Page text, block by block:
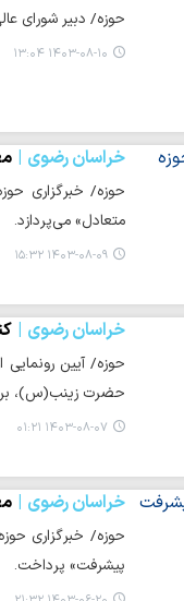
حوزه/ دبیر شورای
۱۴۰۳-۰۸-۱۰ ۱۳:۰۴
خراسان رضوی
حوزه/ خبرگزاری
متعادل» می‌پردازد.
۱۴۰۳-۰۸-۰۹ ۱۵:۳۲
خراسان رضوی
حوزه/ آیین
حضرت زینب(س)،
۱۴۰۳-۰۸-۰۷ ۰۱:۲۱
خراسان رضوی
حوزه/ خبرگزاری
پیشرفت» پرداخت.